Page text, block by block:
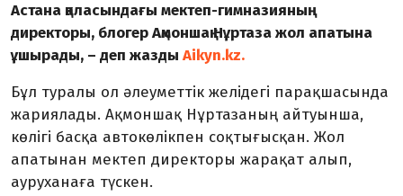
Астана қаласындағы мектеп-гимназияның
директоры, блогер Ақмоншақ Нұртаза жол апатына
ұшырады, – деп жазды Aikyn.kz.
Бұл туралы ол әлеуметтік желідегі парақшасында
жариялады. Ақмоншақ Нұртазаның айтуынша,
көлігі басқа автокөлікпен соқтығысқан. Жол
апатынан мектеп директоры жарақат алып,
ауруханаға түскен.